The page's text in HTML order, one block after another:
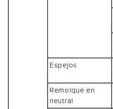
Espejos
Remolque en
neutral